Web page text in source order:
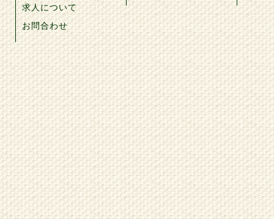
求人について
お問合わせ